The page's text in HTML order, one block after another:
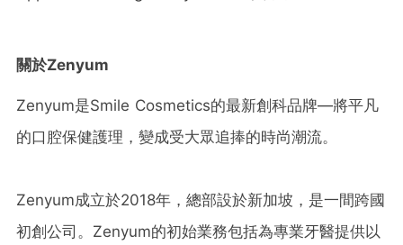
關於Zenyum
Zenyum是Smile Cosmetics的最新創科品牌—將平凡
的口腔保健護理，變成受大眾追捧的時尚潮流。
Zenyum成立於2018年，總部設於新加坡，是一間跨國
初創公司。Zenyum的初始業務包括為專業牙醫提供以